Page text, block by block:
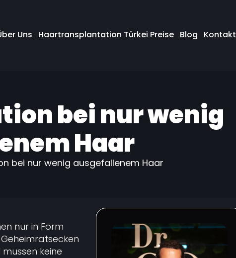
Uns Haartransplantation Türkei Preise Blog Kontakt
bei nur wenig
Haar
bei nur wenig ausgefallenem Haar
nur in Form
keine